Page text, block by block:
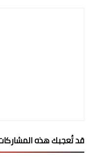
قد تُعجبك هذه